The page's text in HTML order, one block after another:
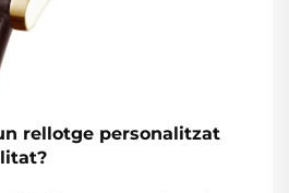
rellotge personalitzat